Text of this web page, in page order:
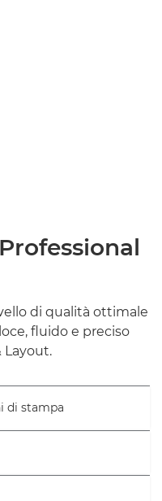
di qualità ottimale
fluido e preciso
Layout.
di stampa